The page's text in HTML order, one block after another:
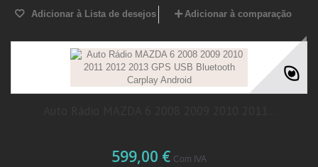
Adicionar à Lista de desejos Adicionar à comparação
599,00 € Com IVA